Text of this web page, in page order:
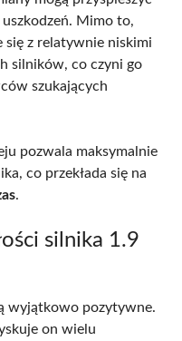
Mimo to,
się z relatywnie niskimi
silników, co czyni go
szukających
pozwala maksymalnie
co przekłada się na
.
silnika 1.9
wyjątkowo pozytywne.
on wielu